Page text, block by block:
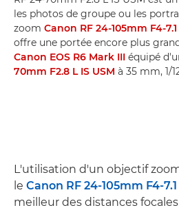
les photos de groupe ou les
zoom Canon RF 24-105mm F4-7.1
offre une portée encore plus
Canon EOS R6 Mark III équipé
70mm F2.8 L IS USM à 35 mm, 1/
L'utilisation d'un objectif
le Canon RF 24-105mm F4-7.1
meilleur des distances